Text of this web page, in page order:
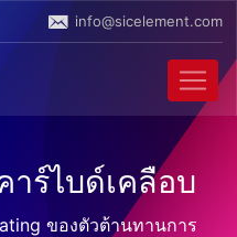
info@sicelement.com
ร์ไบด์เคลือบ
ของตัวต้านทานการ